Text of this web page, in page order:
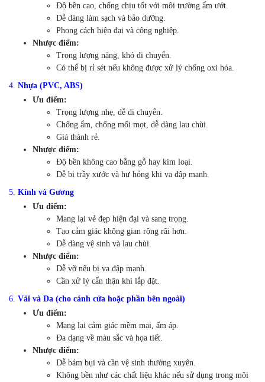
Độ bền cao, chống chịu tốt với môi trường ẩm ướt.
Dễ dàng làm sạch và bảo dưỡng.
Phong cách hiện đại và công nghiệp.
Nhược điểm:
Trọng lượng nặng, khó di chuyển.
Có thể bị rỉ sét nếu không được xử lý chống oxi hóa.
4. Nhựa (PVC, ABS)
Ưu điểm:
Trọng lượng nhẹ, dễ di chuyển.
Chống ẩm, chống mối mọt, dễ dàng lau chùi.
Giá thành rẻ.
Nhược điểm:
Độ bền không cao bằng gỗ hay kim loại.
Dễ bị trầy xước và hư hỏng khi va đập mạnh.
5. Kính và Gương
Ưu điểm:
Mang lại vẻ đẹp hiện đại và sang trọng.
Tạo cảm giác không gian rộng rãi hơn.
Dễ dàng vệ sinh và lau chùi.
Nhược điểm:
Dễ vỡ nếu bị va đập mạnh.
Cần xử lý cẩn thận khi lắp đặt.
6. Vải và Da (cho cánh cửa hoặc phần bên ngoài)
Ưu điểm:
Mang lại cảm giác mềm mại, ấm áp.
Đa dạng về màu sắc và họa tiết.
Nhược điểm:
Dễ bám bụi và cần vệ sinh thường xuyên.
Không bền như các chất liệu khác nếu sử dụng trong môi